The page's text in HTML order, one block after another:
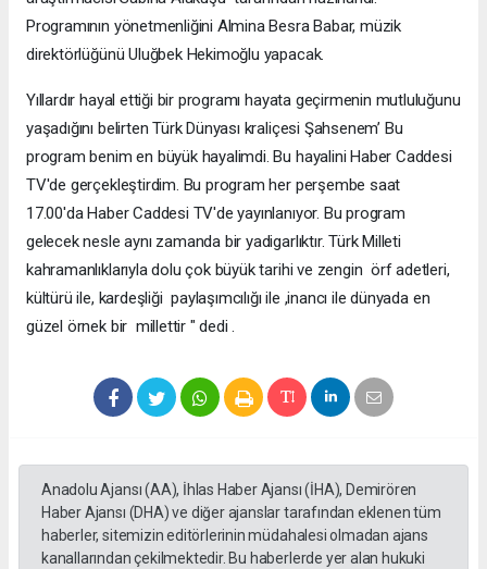
Programının yönetmenliğini Almina Besra Babar, müzik
direktörlüğünü Uluğbek Hekimoğlu yapacak.
Yıllardır hayal ettiği bir programı hayata geçirmenin mutluluğunu
yaşadığını belirten Türk Dünyası kraliçesi Şahsenem’ Bu
program benim en büyük hayalimdi. Bu hayalini Haber Caddesi
TV'de gerçekleştirdim. Bu program her perşembe saat
17.00'da Haber Caddesi TV'de yayınlanıyor. Bu program
gelecek nesle aynı zamanda bir yadigarlıktır. Türk Milleti
kahramanlıklarıyla dolu çok büyük tarihi ve zengin örf adetleri,
kültürü ile, kardeşliği paylaşımcılığı ile ,inancı ile dünyada en
güzel örnek bir millettir " dedi .
Anadolu Ajansı (AA), İhlas Haber Ajansı (İHA), Demirören
Haber Ajansı (DHA) ve diğer ajanslar tarafından eklenen tüm
haberler, sitemizin editörlerinin müdahalesi olmadan ajans
kanallarından çekilmektedir. Bu haberlerde yer alan hukuki